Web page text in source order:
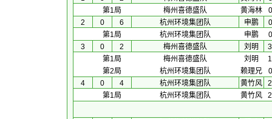
第1局
梅州喜德盛队 黄海林
2
0 6 杭州环境集团队 申鹏
第1局
杭州环境集团队 申鹏
3
0 2 梅州喜德盛队 刘明
第1局
梅州喜德盛队 刘明
第2局
杭州环境集团队 赖理兄
4
0 4 杭州环境集团队 黄竹风
第1局
杭州环境集团队 黄竹风